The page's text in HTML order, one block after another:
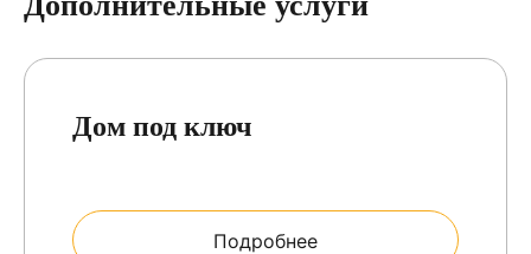
Дом под ключ
Подробнее